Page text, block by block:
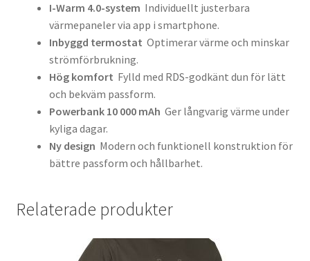
I-Warm 4.0-system Individuellt justerbara
värmepaneler via app i smartphone.
Inbyggd termostat Optimerar värme och minskar
strömförbrukning.
Hög komfort Fylld med RDS-godkänt dun för lätt
och bekväm passform.
Powerbank 10 000 mAh Ger långvarig värme under
kyliga dagar.
Ny design Modern och funktionell konstruktion för
bättre passform och hållbarhet.
Relaterade produkter